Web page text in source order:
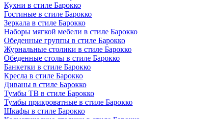
Кухни в стиле Барокко
Гостиные в стиле Барокко
Зеркала в стиле Барокко
Наборы мягкой мебели в стиле Барокко
Обеденные группы в стиле Барокко
Журнальные столики в стиле Барокко
Обеденные столы в стиле Барокко
Банкетки в стиле Барокко
Кресла в стиле Барокко
Диваны в стиле Барокко
Тумбы ТВ в стиле Барокко
Тумбы прикроватные в стиле Барокко
Шкафы в стиле Барокко